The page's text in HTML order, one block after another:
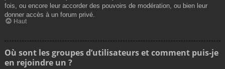
fois, ou encore leur accorder des pouvoirs de modération, ou bien leur
donner accès à un forum privé.
Haut
Où sont les groupes d’utilisateurs et comment puis-je
en rejoindre un ?